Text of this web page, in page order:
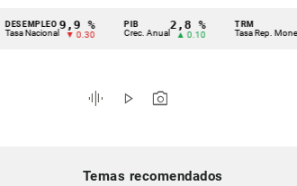
Cintillo
indicadores
económicos
9,9 %
▼ 0.30
PIB
Crec. Anual
2,8 %
▲ 0.10
TRM
Tasa Rep. Moneda
graphic_eq play_arrow photo_camera
Temas recomendados